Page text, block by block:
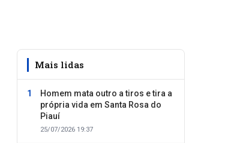
Mais lidas
Homem mata outro a tiros e tira a
própria vida em Santa Rosa do
Piauí
25/07/2026 19:37